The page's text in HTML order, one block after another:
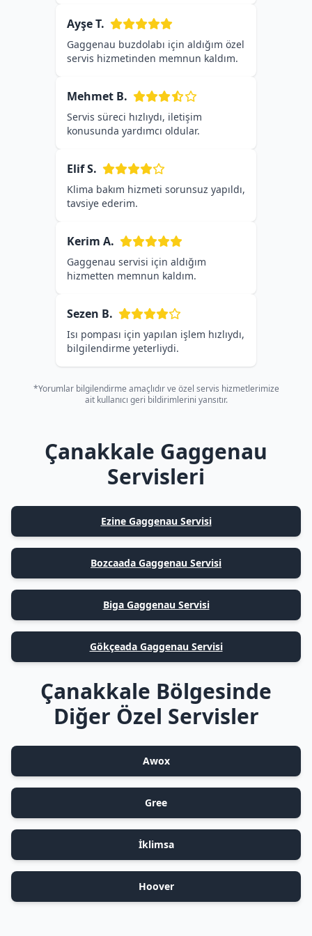
Ayşe T.
Gaggenau buzdolabı için aldığım özel
servis hizmetinden memnun kaldım.
Mehmet B.
Servis süreci hızlıydı, iletişim
konusunda yardımcı oldular.
Elif S.
Klima bakım hizmeti sorunsuz yapıldı,
tavsiye ederim.
Kerim A.
Gaggenau servisi için aldığım
hizmetten memnun kaldım.
Sezen B.
Isı pompası için yapılan işlem hızlıydı,
bilgilendirme yeterliydi.
*Yorumlar bilgilendirme amaçlıdır ve özel servis hizmetlerimize
ait kullanıcı geri bildirimlerini yansıtır.
Çanakkale Gaggenau
Servisleri
Ezine Gaggenau Servisi
Bozcaada Gaggenau Servisi
Biga Gaggenau Servisi
Gökçeada Gaggenau Servisi
Çanakkale Bölgesinde
Diğer Özel Servisler
Awox
Gree
İklimsa
Hoover